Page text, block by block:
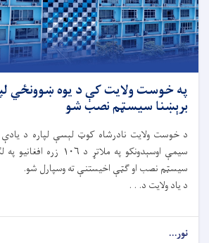
په خوست ولایت کې د یوه ښوونځي
برېښنا سیسټم نصب شو
د خوست ولایت نادرشاه کوټ لېسې لپاره د
سیمې اوسېدونکو په ملاتړ
سیسټم نصب او ګټې اخیستنې ته وسپارل شو.
د یاد ولایت د. . .
نور...